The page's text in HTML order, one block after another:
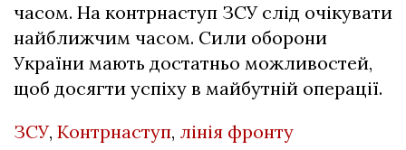
часом. На контрнаступ ЗСУ слід очікувати
найближчим часом. Сили оборони
України мають достатньо можливостей,
щоб досягти успіху в майбутній операції.
ЗСУ, Контрнаступ, лінія фронту